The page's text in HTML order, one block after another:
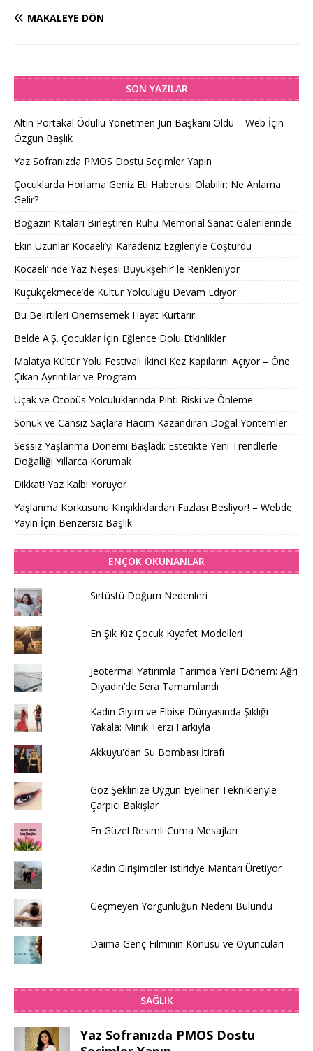
MAKALEYE DÖN
SON YAZILAR
Altın Portakal Ödüllü Yönetmen Jüri Başkanı Oldu – Web İçin
Özgün Başlık
Yaz Sofranızda PMOS Dostu Seçimler Yapın
Çocuklarda Horlama Geniz Eti Habercisi Olabilir: Ne Anlama
Gelir?
Boğazın Kıtaları Birleştiren Ruhu Memorial Sanat Galerilerinde
Ekin Uzunlar Kocaeli’yi Karadeniz Ezgileriyle Coşturdu
Kocaeli’ nde Yaz Neşesi Büyükşehir’ le Renkleniyor
Küçükçekmece’de Kültür Yolculuğu Devam Ediyor
Bu Belirtileri Önemsemek Hayat Kurtarır
Belde A.Ş. Çocuklar İçin Eğlence Dolu Etkinlikler
Malatya Kültür Yolu Festivali İkinci Kez Kapılarını Açıyor – Öne
Çıkan Ayrıntılar ve Program
Uçak ve Otobüs Yolculuklarında Pıhtı Riski ve Önleme
Sönük ve Cansız Saçlara Hacim Kazandıran Doğal Yöntemler
Sessiz Yaşlanma Dönemi Başladı: Estetikte Yeni Trendlerle
Doğallığı Yıllarca Korumak
Dikkat! Yaz Kalbi Yoruyor
Yaşlanma Korkusunu Kırışıklıklardan Fazlası Besliyor! – Webde
Yayın İçin Benzersiz Başlık
ENÇOK OKUNANLAR
Sırtüstü Doğum Nedenleri
En Şık Kız Çocuk Kıyafet Modelleri
Jeotermal Yatırımla Tarımda Yeni Dönem: Ağrı
Diyadin’de Sera Tamamlandı
Kadın Giyim ve Elbise Dünyasında Şıklığı
Yakala: Minik Terzi Farkıyla
Akkuyu'dan Su Bombası İtirafı
Göz Şeklinize Uygun Eyeliner Teknikleriyle
Çarpıcı Bakışlar
En Güzel Resimli Cuma Mesajları
Kadın Girişimciler Istiridye Mantarı Üretiyor
Geçmeyen Yorgunluğun Nedeni Bulundu
Daima Genç Filminin Konusu ve Oyuncuları
SAĞLIK
Yaz Sofranızda PMOS Dostu